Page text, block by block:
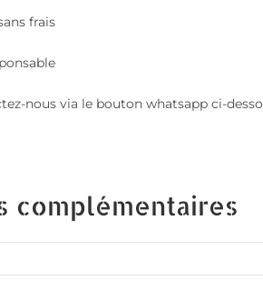
frais
nous via le bouton whatsapp ci-
complémentaires